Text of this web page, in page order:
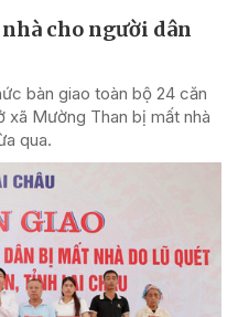
cho người dân
bàn giao toàn bộ 24 căn
xã Mường Than bị mất nhà
qua.